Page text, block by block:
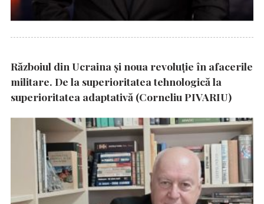
Războiul din Ucraina și noua revoluție în afacerile
militare. De la superioritatea tehnologică la
superioritatea adaptativă (Corneliu PIVARIU)